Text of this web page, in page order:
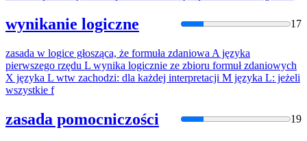
wynikanie logiczne 17
zasada w logice głosząca, że formuła zdaniowa A języka
pierwszego rzędu L wynika logicznie ze zbioru formuł zdaniowych
X języka L wtw zachodzi: dla każdej interpretacji M języka L: jeżeli
wszystkie f
zasada pomocniczości 19